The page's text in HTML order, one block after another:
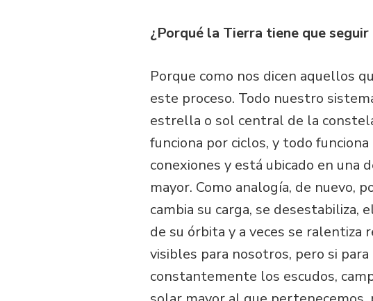
¿Porqué la Tierra tiene que
Porque como nos dicen aquellos
este proceso. Todo nuestro
estrella o sol central de la
funciona por ciclos, y todo
conexiones y está ubicado en
mayor. Como analogía, de nuevo,
cambia su carga, se
de su órbita y a veces se ralentiza
visibles para nosotros, pero si
constantemente los escudos,